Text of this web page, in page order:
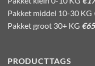
Pakket middel 10-30 KG
Pakket groot 30+ KG
PRODUCTTAGS